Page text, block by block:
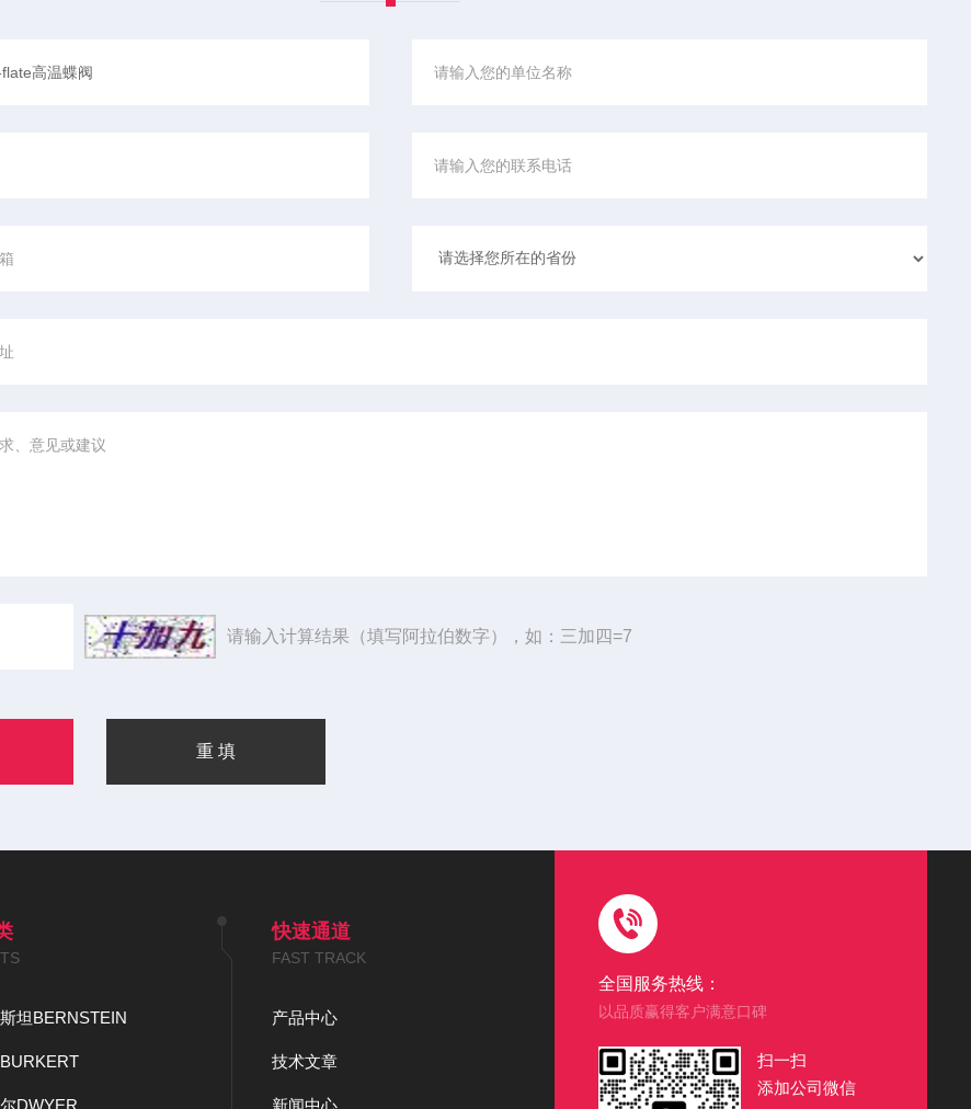
请输入计算结果（填写阿拉伯数字），如：三加四=7
全国服务热线：
以品质赢得客户满意口碑
扫一扫
添加公司微信
坦BERNSTEIN
DWYER
快速通道
FAST TRACK
产品中心
技术文章
新闻中心